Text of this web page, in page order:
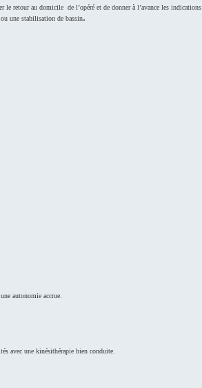
le retour au domicile de l’opéré et de donner à l’avance les indications
une stabilisation de bassin.
autonomie accrue.
avec une kinésithérapie bien conduite.